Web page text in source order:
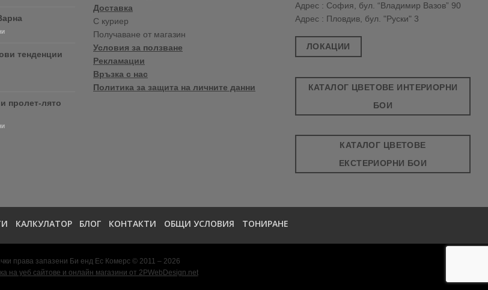
продуктите
RONSEAL
PURDY!
за
тенденции
пролет-лято
за
Доставка
С куриер
Получаване от магазин
Условия за ползване
Рекламации
Връзка с нас
Политика за защита на личните данни
Адрес : София, бул. “Владимир Вазов” 90
Адрес : Пловдив, бул. "Руски" 3
ЛОКАЦИИ
КАТАЛОГ ЦВЕТОВЕ ИНТЕРИОРНИ
БОИ
КАТАЛОГ ЦВЕТОВЕ
ЕКСТЕРИОРНИ БОИ
КАЛКУЛАТОР БЛОГ КОНТАКТИ ОБЩИ УСЛОВИЯ ТОНИРАНЕ
права запазени Би енд Ес Комерс © 2011 – 2026
на уеб сайтове и онлайн магазини от 2PWebDesign.net